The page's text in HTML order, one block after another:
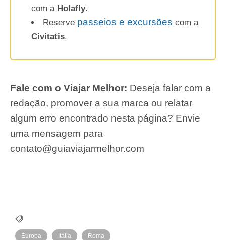
com a Holafly.
Reserve passeios e excursões com a
Civitatis.
Fale com o Viajar Melhor: Deseja falar com a
redação, promover a sua marca ou relatar
algum erro encontrado nesta página? Envie
uma mensagem para
contato@guiaviajarmelhor.com
Europa Itália Roma